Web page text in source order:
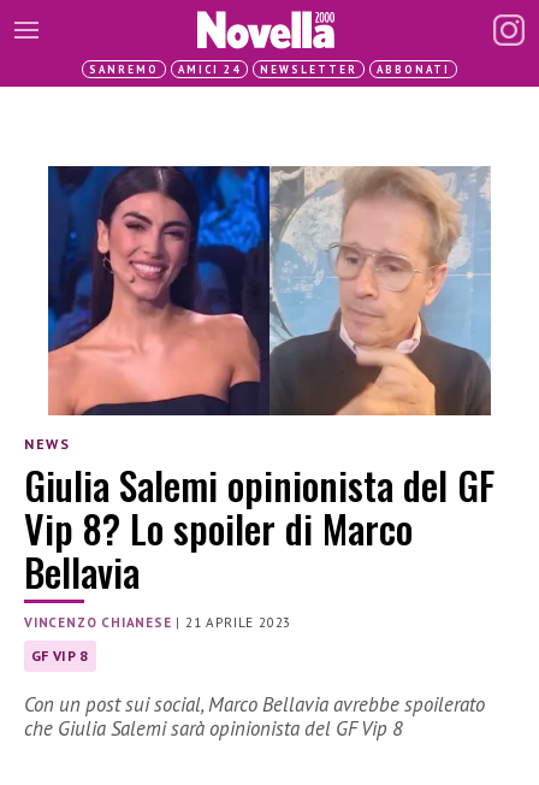
SANREMO AMICI 24 NEWSLETTER ABBONATI
NEWS
Giulia Salemi opinionista del GF
Vip 8? Lo spoiler di Marco
Bellavia
VINCENZO CHIANESE |21 APRILE 2023
GF VIP 8
Con un post sui social, Marco Bellavia avrebbe spoilerato
che Giulia Salemi sarà opinionista del GF Vip 8